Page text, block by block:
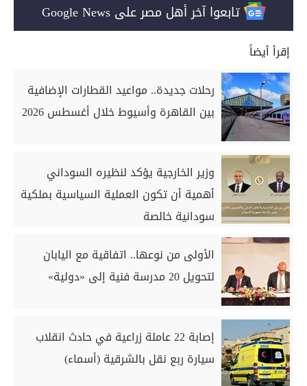
تابعوا آخر أهل مصر على Google News
إقرأ أيضاً
رحلات جديدة.. مواعيد القطارات الإضافية
بين القاهرة وأسيوط خلال أغسطس 2026
وزير الخارجية يؤكد لنظيره السوداني
أهمية أن تكون العملية السياسية بملكية
سودانية خالصة
الأولى من نوعها.. اتفاقية مع اليابان
لتحويل 20 مدرسة فنية إلى «دولية»
إصابة 22 عاملة زراعية في حادث انقلاب
سيارة ربع نقل بالشرقية (أسماء)